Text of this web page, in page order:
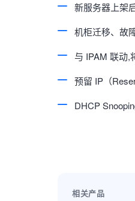
新服务器上架
机柜迁移、故
与 IPAM 联动,
预留 IP（
DHCP
相关产品